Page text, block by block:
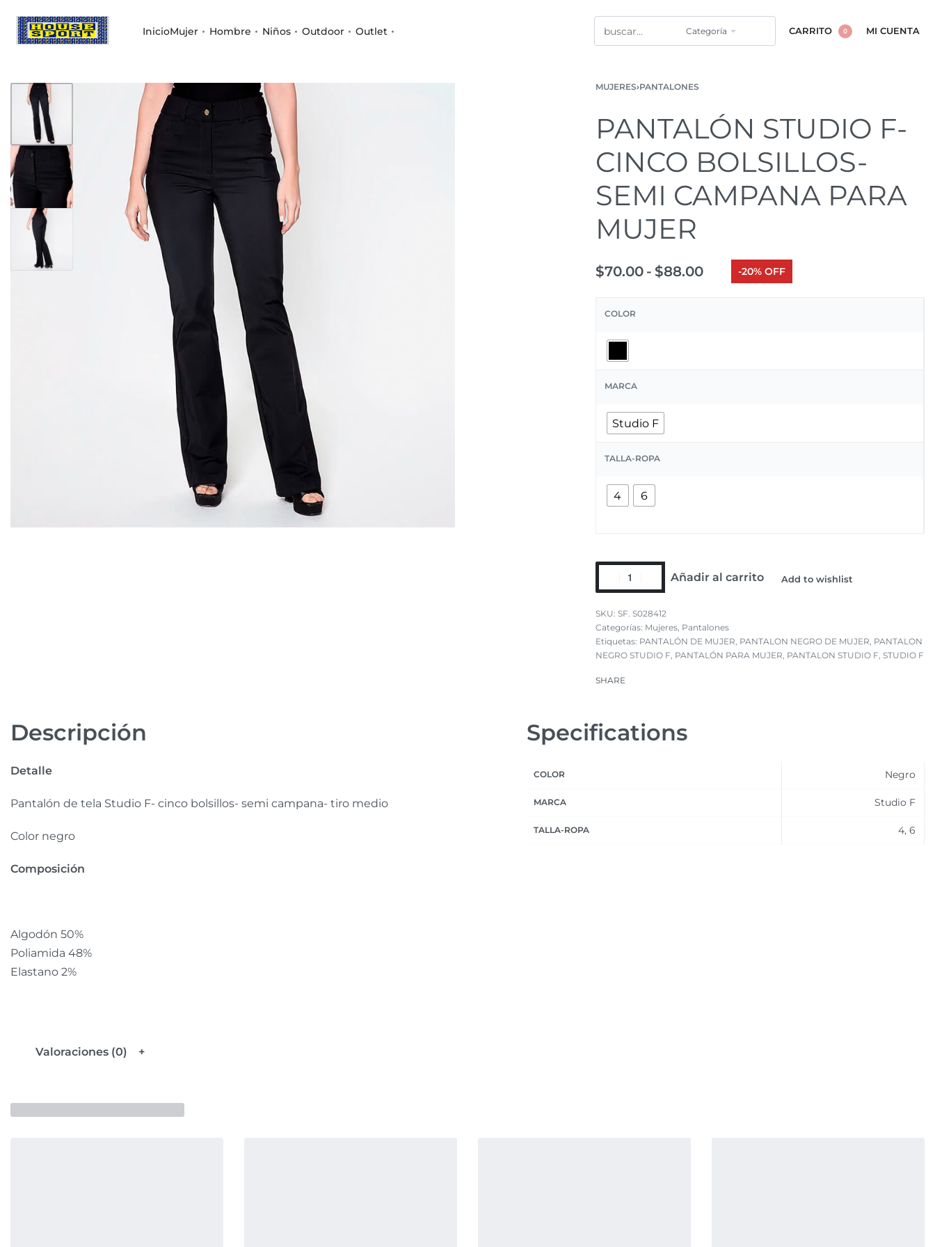
InicioMujer Hombre Niños Outdoor Outlet Categoría CARRITO 0 MI CUENTA
MUJERES›PANTALONES
PANTALÓN STUDIO F-
CINCO BOLSILLOS-
SEMI CAMPANA PARA
MUJER
$70.00 $88.00 -20% OFF
COLOR
MARCA
Studio F
TALLA-ROPA
4 6
Añadir al carrito Add to wishlist
SF. S028412
Categorías: Mujeres, Pantalones
Etiquetas: PANTALÓN DE MUJER, PANTALON NEGRO DE MUJER, PANTALON
NEGRO STUDIO F, PANTALÓN PARA MUJER, PANTALON STUDIO F, STUDIO F
SHARE
Descripción
Detalle
Pantalón de tela Studio F- cinco bolsillos- semi campana- tiro medio
Color negro
Composición
Algodón 50%
Poliamida 48%
Elastano 2%
Specifications
COLOR Negro
MARCA Studio F
TALLA-ROPA 4, 6
Valoraciones (0)